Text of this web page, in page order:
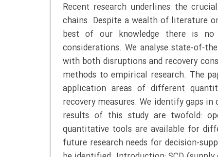
Recent research underlines the
chains. Despite a wealth of literature
best of our knowledge there is no
considerations. We analyse state-of-
with both disruptions and recovery
methods to empirical research. The
application areas of different
recovery measures. We identify gaps
results of this study are twofold:
quantitative tools are available for
future research needs for decision-